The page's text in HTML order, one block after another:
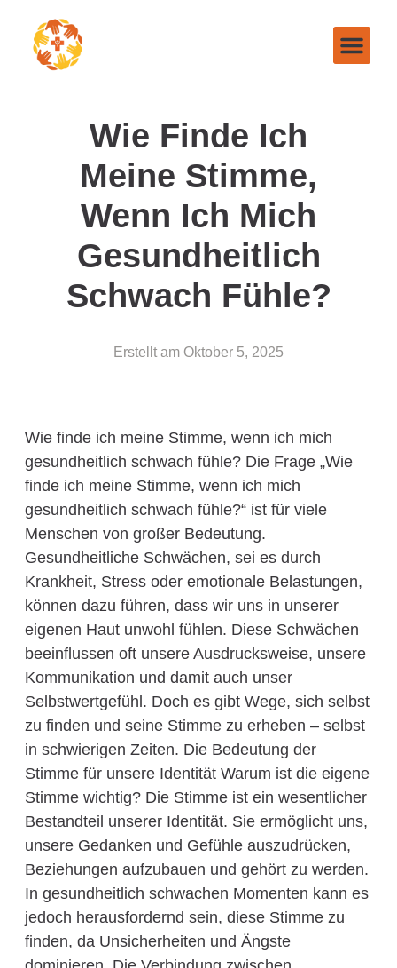
Wie Finde Ich
Meine Stimme,
Wenn Ich Mich
Gesundheitlich
Schwach Fühle?
Erstellt am Oktober 5, 2025
Wie finde ich meine Stimme, wenn ich mich
gesundheitlich schwach fühle? Die Frage „Wie
finde ich meine Stimme, wenn ich mich
gesundheitlich schwach fühle?“ ist für viele
Menschen von großer Bedeutung.
Gesundheitliche Schwächen, sei es durch
Krankheit, Stress oder emotionale Belastungen,
können dazu führen, dass wir uns in unserer
eigenen Haut unwohl fühlen. Diese Schwächen
beeinflussen oft unsere Ausdrucksweise, unsere
Kommunikation und damit auch unser
Selbstwertgefühl. Doch es gibt Wege, sich selbst
zu finden und seine Stimme zu erheben – selbst
in schwierigen Zeiten. Die Bedeutung der
Stimme für unsere Identität Warum ist die eigene
Stimme wichtig? Die Stimme ist ein wesentlicher
Bestandteil unserer Identität. Sie ermöglicht uns,
unsere Gedanken und Gefühle auszudrücken,
Beziehungen aufzubauen und gehört zu werden.
In gesundheitlich schwachen Momenten kann es
jedoch herausfordernd sein, diese Stimme zu
finden, da Unsicherheiten und Ängste